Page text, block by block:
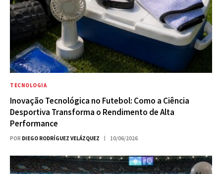
TECNOLOGIA
Inovação Tecnológica no Futebol: Como a Ciência
Desportiva Transforma o Rendimento de Alta
Performance
POR DIEGO RODRÍGUEZ VELÁZQUEZ 10/06/2026